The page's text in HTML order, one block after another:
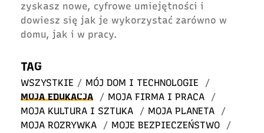
zyskasz nowe, cyfrowe umiejętności i
dowiesz się jak je wykorzystać zarówno w
domu, jak i w pracy.
TAG
WSZYSTKIE / MÓJ DOM I TECHNOLOGIE
/
MOJA EDUKACJA
/ MOJA FIRMA I PRACA
/
MOJA KULTURA I SZTUKA
/ MOJA PLANETA
/
MOJA ROZRYWKA
/ MOJE BEZPIECZEŃSTWO
/